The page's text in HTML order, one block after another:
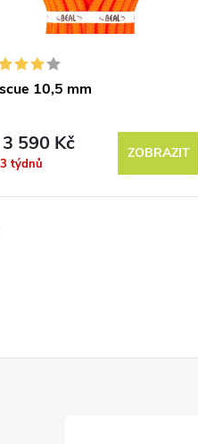
10,5 mm
3 590 Kč
týdnů
ZOBRAZIT